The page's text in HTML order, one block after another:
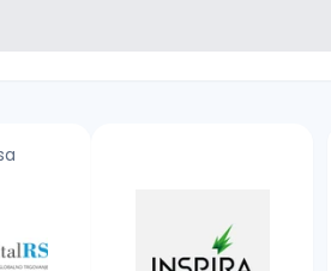
pravopisne greške (koristite č,